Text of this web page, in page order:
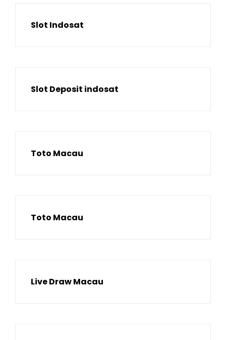
Slot Indosat
Slot Deposit indosat
Toto Macau
Toto Macau
Live Draw Macau